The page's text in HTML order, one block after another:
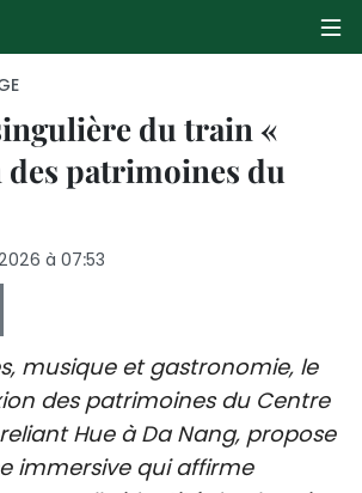
PAGE D'ACCUEIL
CULTURE
TOURISME
du train «
des patrimoines du
à 07:53
musique et gastronomie, le
des patrimoines du Centre
Hue à Da Nang, propose
immersive qui affirme